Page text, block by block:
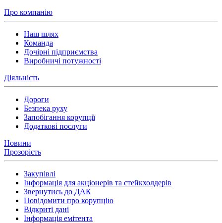
Про компанію
Наш шлях
Команда
Дочірні підприємства
Виробничі потужності
Діяльність
Дороги
Безпека руху
Запобігання корупції
Додаткові послуги
Новини
Прозорість
Закупівлі
Інформація для акціонерів та стейкхолдерів
Звернутись до ДАК
Повідомити про корупцію
Відкриті дані
Інформація емітента